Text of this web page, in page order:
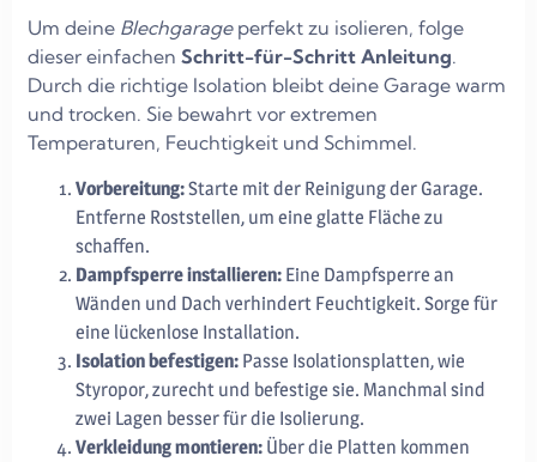
Um deine Blechgarageperfekt zu isolieren, folge
dieser einfachen Schritt-für-Schritt Anleitung.
Durch die richtige Isolation bleibt deine Garage warm
und trocken. Sie bewahrt vor extremen
Temperaturen, Feuchtigkeit und Schimmel.
Vorbereitung:Starte mit der Reinigung der Garage.
Entferne Roststellen, um eine glatte Fläche zu
schaffen.
Dampfsperre installieren: Eine Dampfsperre an
Wänden und Dach verhindert Feuchtigkeit. Sorge für
eine lückenlose Installation.
Isolation befestigen: Passe Isolationsplatten, wie
Styropor, zurecht und befestige sie. Manchmal sind
zwei Lagen besser für die Isolierung.
Verkleidung montieren: Über die Platten kommen